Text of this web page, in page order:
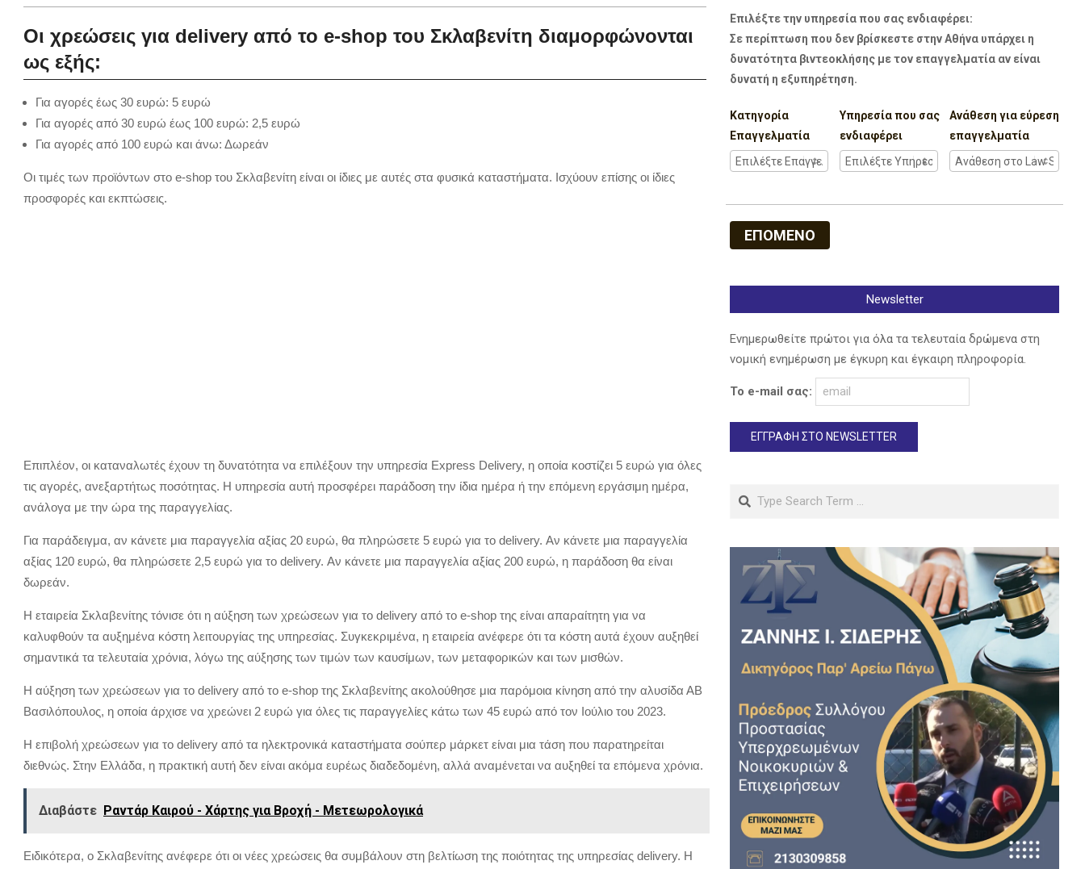
Οι χρεώσεις για delivery από το e-shop του Σκλαβενίτη διαμορφώνονται
ως εξής:
Για αγορές έως 30 ευρώ: 5 ευρώ
Για αγορές από 30 ευρώ έως 100 ευρώ: 2,5 ευρώ
Για αγορές από 100 ευρώ και άνω: Δωρεάν
Οι τιμές των προϊόντων στο e-shop του Σκλαβενίτη είναι οι ίδιες με αυτές στα φυσικά καταστήματα. Ισχύουν επίσης οι ίδιες
προσφορές και εκπτώσεις.
Επιπλέον, οι καταναλωτές έχουν τη δυνατότητα να επιλέξουν την υπηρεσία Express Delivery, η οποία κοστίζει 5 ευρώ για όλες
τις αγορές, ανεξαρτήτως ποσότητας. Η υπηρεσία αυτή προσφέρει παράδοση την ίδια ημέρα ή την επόμενη εργάσιμη ημέρα,
ανάλογα με την ώρα της παραγγελίας.
Για παράδειγμα, αν κάνετε μια παραγγελία αξίας 20 ευρώ, θα πληρώσετε 5 ευρώ για το delivery. Αν κάνετε μια παραγγελία
αξίας 120 ευρώ, θα πληρώσετε 2,5 ευρώ για το delivery. Αν κάνετε μια παραγγελία αξίας 200 ευρώ, η παράδοση θα είναι
δωρεάν.
Η εταιρεία Σκλαβενίτης τόνισε ότι η αύξηση των χρεώσεων για το delivery από το e-shop της είναι απαραίτητη για να
καλυφθούν τα αυξημένα κόστη λειτουργίας της υπηρεσίας. Συγκεκριμένα, η εταιρεία ανέφερε ότι τα κόστη αυτά έχουν αυξηθεί
σημαντικά τα τελευταία χρόνια, λόγω της αύξησης των τιμών των καυσίμων, των μεταφορικών και των μισθών.
Η αύξηση των χρεώσεων για το delivery από το e-shop της Σκλαβενίτης ακολούθησε μια παρόμοια κίνηση από την αλυσίδα ΑΒ
Βασιλόπουλος, η οποία άρχισε να χρεώνει 2 ευρώ για όλες τις παραγγελίες κάτω των 45 ευρώ από τον Ιούλιο του 2023.
Η επιβολή χρεώσεων για το delivery από τα ηλεκτρονικά καταστήματα σούπερ μάρκετ είναι μια τάση που παρατηρείται
διεθνώς. Στην Ελλάδα, η πρακτική αυτή δεν είναι ακόμα ευρέως διαδεδομένη, αλλά αναμένεται να αυξηθεί τα επόμενα χρόνια.
Διαβάστε Ραντάρ Καιρού - Χάρτης για Βροχή - Μετεωρολογικά
Ειδικότερα, o Σκλαβενίτης ανέφερε ότι οι νέες χρεώσεις θα συμβάλουν στη βελτίωση της ποιότητας της υπηρεσίας delivery. Η
Επιλέξτε την υπηρεσία που σας ενδιαφέρει:
Σε περίπτωση που δεν βρίσκεστε στην Αθήνα υπάρχει η
δυνατότητα βιντεοκλήσης με τον επαγγελματία αν είναι
δυνατή η εξυπηρέτηση.
Κατηγορία
Επαγγελματία
Υπηρεσία που σας
ενδιαφέρει
Ανάθεση για εύρεση
επαγγελματία
ΕΠΟΜΕΝΟ
Newsletter
Ενημερωθείτε πρώτοι για όλα τα τελευταία δρώμενα στη
νομική ενημέρωση με έγκυρη και έγκαιρη πληροφορία.
Το e-mail σας:
Search